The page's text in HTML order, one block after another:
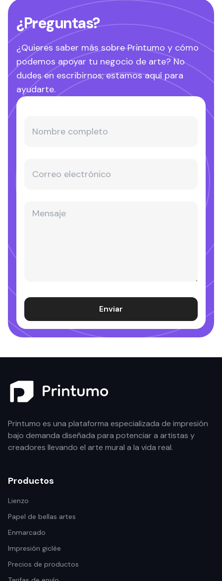
¿Preguntas?
¿Quieres saber más sobre Printumo y cómo
podemos apoyar tu negocio de arte? No
dudes en escribirnos; estamos aquí para
ayudarte.
Enviar
Printumo es una plataforma especializada de impresión
bajo demanda diseñada para potenciar a artistas y
creadores llevando el arte mural a la vida real.
Productos
Lienzo
Papel de bellas artes
Enmarcado
Impresión giclée
Precios de productos